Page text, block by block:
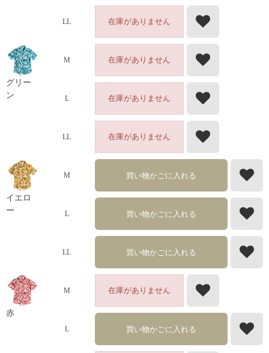
LL 在庫がありません
グリー
ン
M 在庫がありません
L 在庫がありません
LL 在庫がありません
イエロ
ー
M 買い物かごに入れる
L 買い物かごに入れる
LL 買い物かごに入れる
赤
M 在庫がありません
L 買い物かごに入れる